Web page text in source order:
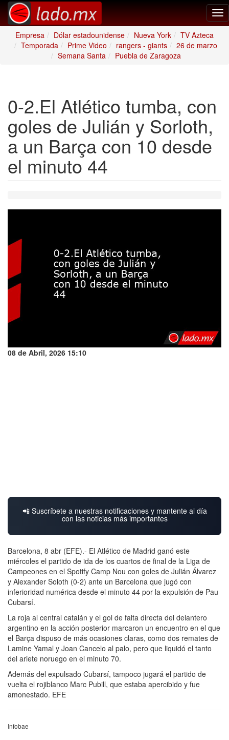
Empresa
Dólar estadounidense Nueva York
TV Azteca
Temporada
Prime Video rangers - giants
26 de marzo
Semana Santa
Puebla de Zaragoza
0-2.El Atlético tumba, con
goles de Julián y Sorloth,
a un Barça con 10 desde
el minuto 44
08 de Abril, 2026 15:10
📲 Suscríbete a nuestras notificaciones y mantente al día
con las noticias más importantes
Barcelona, 8 abr (EFE).- El Atlético de Madrid ganó este
miércoles el partido de ida de los cuartos de final de la Liga de
Campeones en el Spotify Camp Nou con goles de Julián Álvarez
y Alexander Soloth (0-2) ante un Barcelona que jugó con
inferioridad numérica desde el minuto 44 por la expulsión de Pau
Cubarsí.
La roja al central catalán y el gol de falta directa del delantero
argentino en la acción posterior marcaron un encuentro en el que
el Barça dispuso de más ocasiones claras, como dos remates de
Lamine Yamal y Joan Cancelo al palo, pero que liquidó el tanto
del ariete noruego en el minuto 70.
Además del expulsado Cubarsí, tampoco jugará el partido de
vuelta el rojiblanco Marc Pubill, que estaba apercibido y fue
amonestado. EFE
Infobae